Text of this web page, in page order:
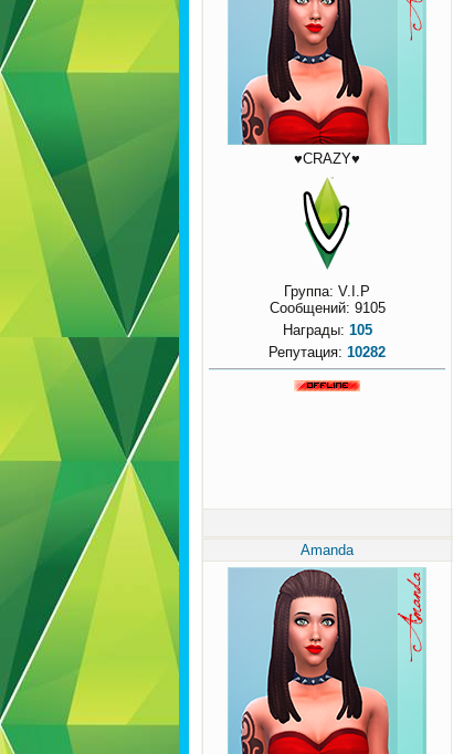
♥CRAZY♥
Группа: V.I.P
Сообщений: 9105
Награды: 105
Репутация: 10282
Amanda